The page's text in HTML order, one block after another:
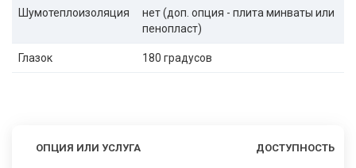
Шумотеплоизоляция
нет (доп. опция - плита минваты или
пенопласт)
Глазок 180 градусов
ОПЦИЯ ИЛИ УСЛУГА ДОСТУПНОСТЬ